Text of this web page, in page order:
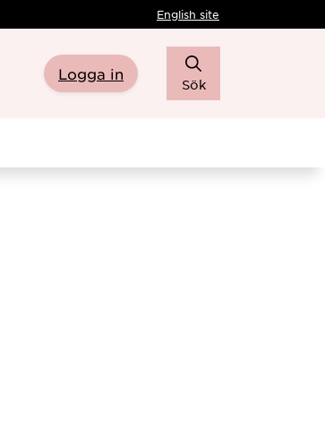
English site
Logga in
Sök